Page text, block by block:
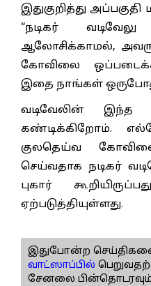
இதுகுறித்து
“நடிகர்
ஆலோசிக்காமல்,
கோவிலை
இதை நாங்கள்
வடிவேலின்
கண்டிக்கிறோம்.
குலதெய்வ
செய்வதாக நடிகர்
புகார்
ஏற்படுத்தியுள்ளது.
இதுபோன்ற
வாட்ஸாப்பில்
சேனலை